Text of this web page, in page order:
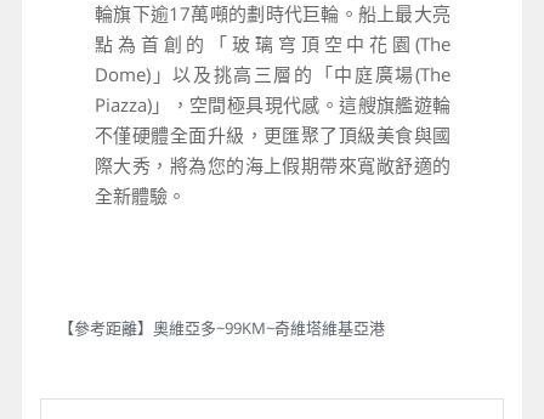
輪旗下逾17萬噸的劃時代巨輪。船上最大亮
點為首創的「玻璃穹頂空中花園(The
Dome)」以及挑高三層的「中庭廣場(The
Piazza)」，空間極具現代感。這艘旗艦遊輪
不僅硬體全面升級，更匯聚了頂級美食與國
際大秀，將為您的海上假期帶來寬敞舒適的
全新體驗。
【參考距離】奧維亞多~99KM~奇維塔維基亞港